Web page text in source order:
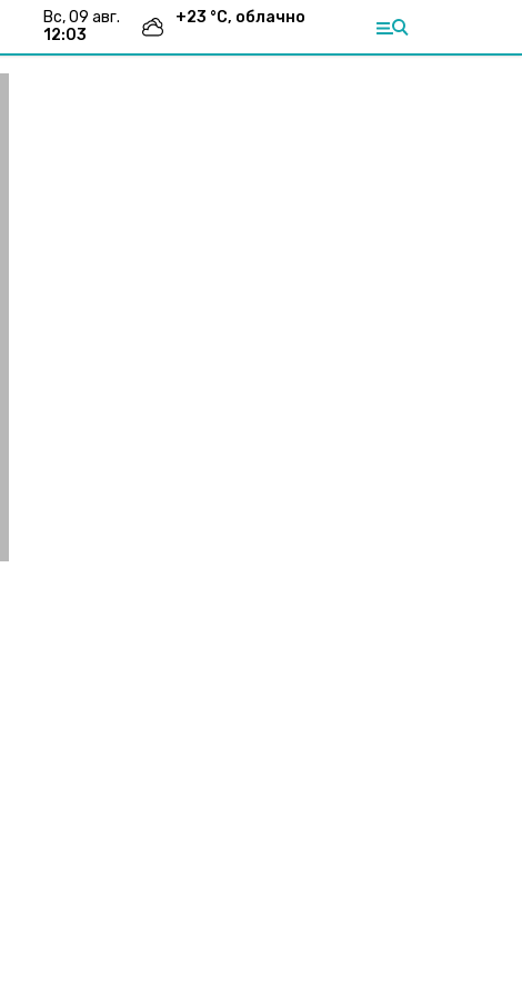
вс, 09 авг.
12:03
+23 °С, облачно